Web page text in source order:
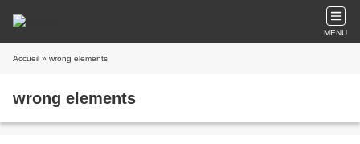
MENU
Accueil » wrong elements
wrong elements